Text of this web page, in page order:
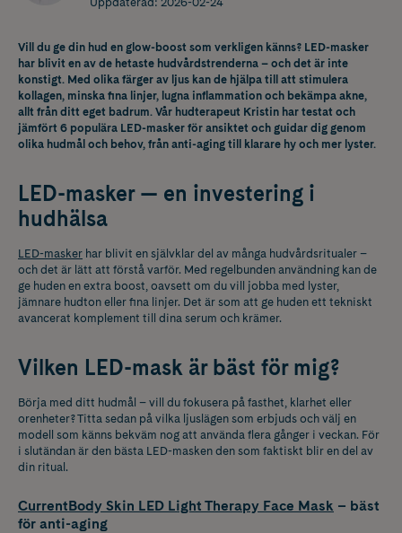
Vill du ge din hud en glow-boost som verkligen känns? LED-masker
har blivit en av de hetaste hudvårdstrenderna – och det är inte
konstigt. Med olika färger av ljus kan de hjälpa till att stimulera
kollagen, minska fina linjer, lugna inflammation och bekämpa akne,
allt från ditt eget badrum. Vår hudterapeut Kristin har testat och
jämfört 6 populära LED-masker för ansiktet och guidar dig genom
olika hudmål och behov, från anti-aging till klarare hy och mer lyster.
LED-masker — en investering i
hudhälsa
LED-masker har blivit en självklar del av många hudvårdsritualer –
och det är lätt att förstå varför. Med regelbunden användning kan de
ge huden en extra boost, oavsett om du vill jobba med lyster,
jämnare hudton eller fina linjer. Det är som att ge huden ett tekniskt
avancerat komplement till dina serum och krämer.
Vilken LED-mask är bäst för mig?
Börja med ditt hudmål – vill du fokusera på fasthet, klarhet eller
orenheter? Titta sedan på vilka ljuslägen som erbjuds och välj en
modell som känns bekväm nog att använda flera gånger i veckan. För
i slutändan är den bästa LED-masken den som faktiskt blir en del av
din ritual.
CurrentBody Skin LED Light Therapy Face Mask – bäst
för anti-aging